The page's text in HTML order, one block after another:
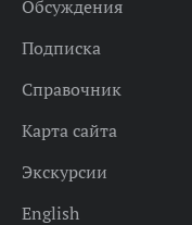
Обсуждения
Подписка
Справочник
Карта сайта
Экскурсии
English